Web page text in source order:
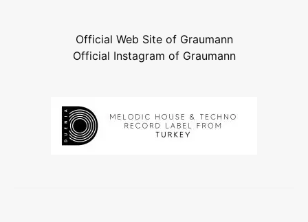
Official Web Site of Graumann
Official Instagram of Graumann